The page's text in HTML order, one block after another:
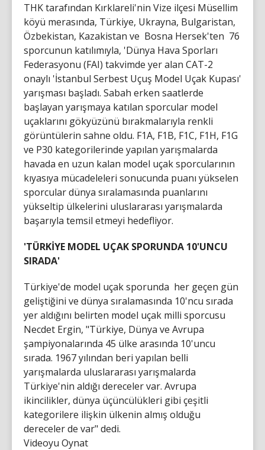
THK tarafından Kırklareli'nin Vize ilçesi Müsellim
köyü merasında, Türkiye, Ukrayna, Bulgaristan,
Özbekistan, Kazakistan ve Bosna Hersek'ten 76
sporcunun katılımıyla, 'Dünya Hava Sporları
Federasyonu (FAI) takvimde yer alan CAT-2
onaylı 'İstanbul Serbest Uçuş Model Uçak Kupası'
yarışması başladı. Sabah erken saatlerde
başlayan yarışmaya katılan sporcular model
uçaklarını gökyüzünü bırakmalarıyla renkli
görüntülerin sahne oldu. F1A, F1B, F1C, F1H, F1G
ve P30 kategorilerinde yapılan yarışmalarda
havada en uzun kalan model uçak sporcularının
kıyasıya mücadeleleri sonucunda puanı yükselen
sporcular dünya sıralamasında puanlarını
yükseltip ülkelerini uluslararası yarışmalarda
başarıyla temsil etmeyi hedefliyor.
'TÜRKİYE MODEL UÇAK SPORUNDA 10'UNCU
SIRADA'
Türkiye'de model uçak sporunda her geçen gün
geliştiğini ve dünya sıralamasında 10'ncu sırada
yer aldığını belirten model uçak milli sporcusu
Necdet Ergin, "Türkiye, Dünya ve Avrupa
şampiyonalarında 45 ülke arasında 10'uncu
sırada. 1967 yılından beri yapılan belli
yarışmalarda uluslararası yarışmalarda
Türkiye'nin aldığı dereceler var. Avrupa
ikincilikler, dünya üçüncülükleri gibi çeşitli
kategorilere ilişkin ülkenin almış olduğu
dereceler de var" dedi.
Videoyu Oynat